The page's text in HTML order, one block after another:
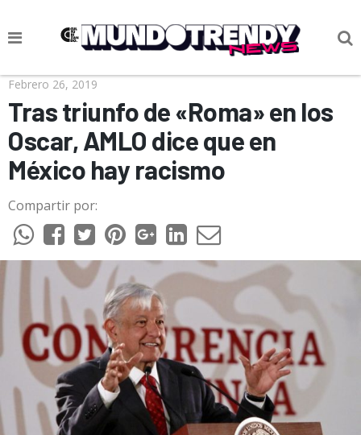
NOTICIAS
CULTURA POP
CIENCIA Y TECNOLOGÍA
VIDA
SOCIEDAD
CULTURIZANDO.COM
Febrero 26, 2019
Tras triunfo de «Roma» en los
Oscar, AMLO dice que en
México hay racismo
Compartir por: